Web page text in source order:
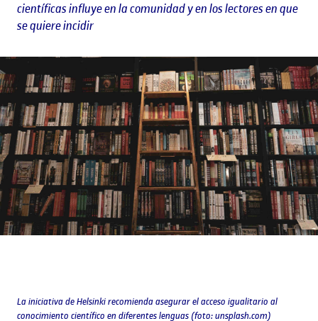
científicas influye en la comunidad y en los lectores en que
se quiere incidir
La iniciativa de Helsinki recomienda asegurar el acceso igualitario al
conocimiento científico en diferentes lenguas (foto: unsplash.com)